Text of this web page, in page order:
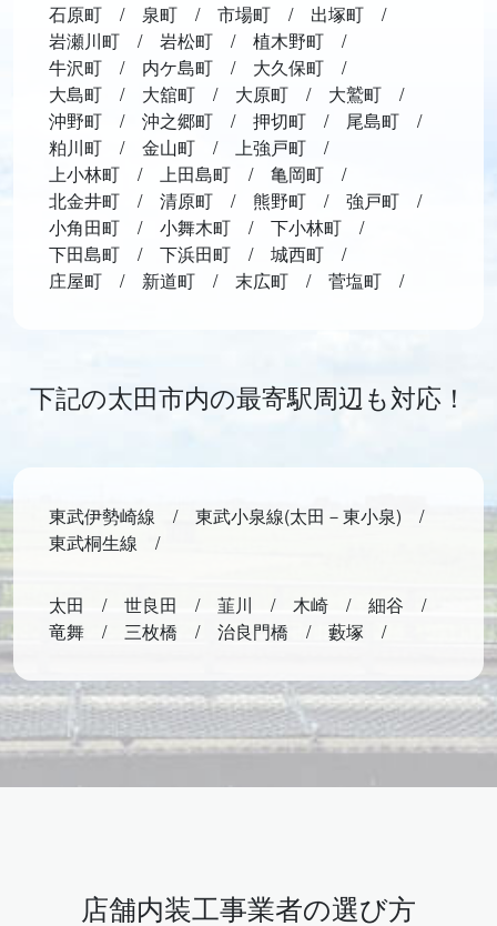
石原町 泉町 市場町
出塚町
岩瀬川町
岩松町
植木野町
牛沢町
内ケ島町
大久保町
大島町
大舘町 大原町
大鷲町
沖野町
沖之郷町 押切町
尾島町
粕川町
金山町
上強戸町
上小林町
上田島町
亀岡町
北金井町
清原町 熊野町
強戸町
小角田町
小舞木町
下小林町
下田島町
下浜田町
城西町
庄屋町
新道町 末広町 菅塩町
下記の太田市内の最寄駅周辺も対応！
東武伊勢崎線
東武小泉線(太田－東小泉)
東武桐生線
太田 世良田 韮川 木崎
細谷
竜舞
三枚橋 治良門橋 藪塚
店舗内装工事業者の選び方